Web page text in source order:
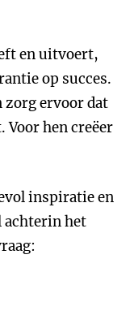
en uitvoert,
op succes.
zorg ervoor dat
Voor hen creëer
inspiratie en
achterin het